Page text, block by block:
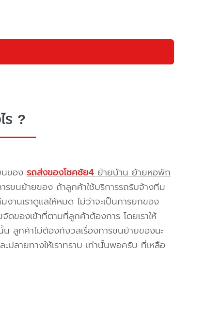
ร ?
นของ รถส่งของโชคชัย4ย้ายบ้าน ย้ายหอพัก
รขนย้ายของ ถ้าลูกค้าใช้บริการรถรับจ้างทีม
านเราดูแลให้หมด ไม่ว่าจะเป็นการยกของ
ของเข้าที่ตามที่ลูกค้าต้องการ โดยเราให้
ลูกค้าไม่ต้องกังวลเรื่องการขนย้ายของนะ
ลายทางให้เราทราบ เท่านั้นพอครับ ที่เหลือ